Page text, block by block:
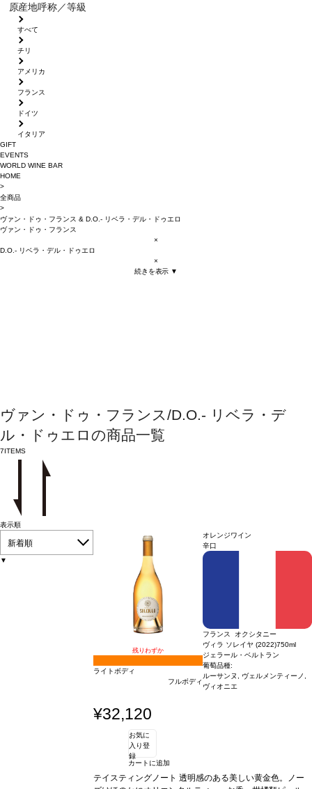
原産地呼称／等級
すべて
チリ
アメリカ
フランス
ドイツ
イタリア
GIFT
EVENTS
WORLD WINE BAR
HOME
>
全商品
>
ヴァン・ドゥ・フランス & D.O.- リベラ・デル・ドゥエロ
ヴァン・ドゥ・フランス
×
D.O.- リベラ・デル・ドゥエロ
×
続きを表示 ▼
ヴァン・ドゥ・フランス/D.O.- リベラ・デ
ル・ドゥエロの商品一覧
7ITEMS
表示順
新着順
▼
残りわずか
ライトボディ
フルボディ
オレンジワイン
辛口
フランス オクシタニー
ヴィラ ソレイヤ (2022)750ml
ジェラール・ベルトラン
葡萄品種:
ルーサンヌ, ヴェルメンティーノ,
ヴィオニエ
¥32,120
お気に
入り登
録
カートに追加
テイスティングノート透明感のある美しい黄金色。ノー